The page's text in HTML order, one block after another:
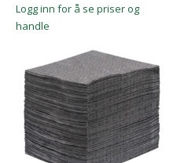
Logg inn for å se priser og
handle